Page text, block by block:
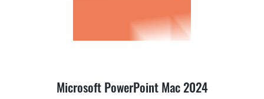
Microsoft PowerPoint Mac 2024